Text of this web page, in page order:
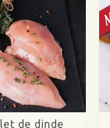
de dinde